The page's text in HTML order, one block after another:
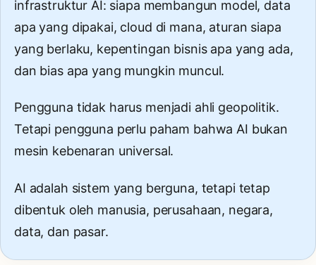
infrastruktur AI: siapa membangun model, data
apa yang dipakai, cloud di mana, aturan siapa
yang berlaku, kepentingan bisnis apa yang ada,
dan bias apa yang mungkin muncul.
Pengguna tidak harus menjadi ahli geopolitik.
Tetapi pengguna perlu paham bahwa AI bukan
mesin kebenaran universal.
AI adalah sistem yang berguna, tetapi tetap
dibentuk oleh manusia, perusahaan, negara,
data, dan pasar.